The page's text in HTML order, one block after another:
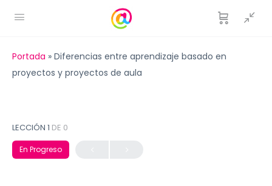
Portada » Diferencias entre aprendizaje basado en
proyectos y proyectos de aula
LECCIÓN 1 DE 0
En Progreso